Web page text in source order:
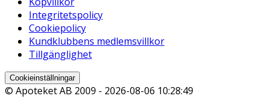
Integritetspolicy
Cookiepolicy
Kundklubbens medlemsvillkor
Tillgänglighet
Cookieinställningar
© Apoteket AB 2009 - 2026-08-06 10:28:49